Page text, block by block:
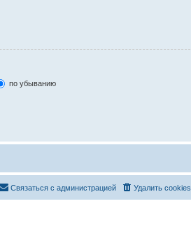
по убыванию
Удалить cookies
Связаться с администрацией